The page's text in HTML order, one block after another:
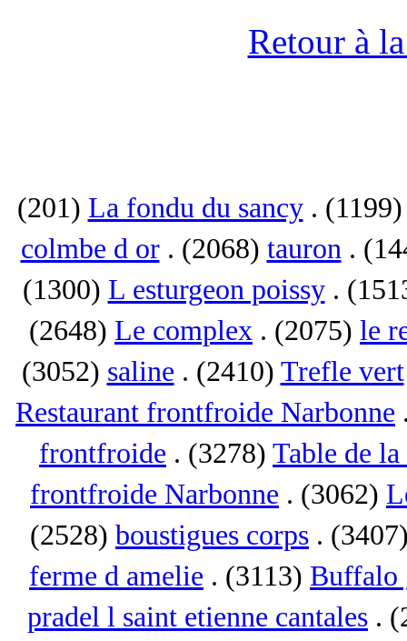
Retour à
(201) La fondu du sancy. (1199)
colmbe d or. (2068) tauron.
(1300) L esturgeon poissy.
(2648) Le complex . (2075) le
(3052) saline . (2410) Trefle vert
Restaurant frontfroide Narbonne
frontfroide . (3278) Table de
frontfroide Narbonne . (3062)
(2528) boustigues corps .
ferme d amelie . (3113) Buffalo
pradel l saint etienne cantales .